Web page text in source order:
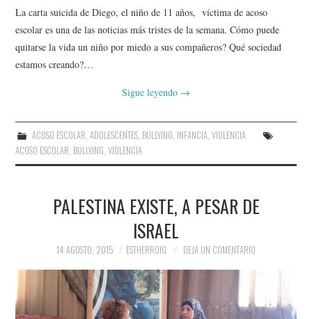
La carta suicida de Diego, el niño de 11 años, víctima de acoso
escolar es una de las noticias más tristes de la semana. Cómo puede
quitarse la vida un niño por miedo a sus compañeros? Qué sociedad
estamos creando?…
Sigue leyendo →
ACOSO ESCOLAR, ADOLESCENTES, BULLYING, INFANCIA, VIOLENCIA
ACOSO ESCOLAR, BULLYING,VIOLENCIA
PALESTINA EXISTE, A PESAR DE
ISRAEL
14 AGOSTO, 2015 ESTHERROIG DEJA UN COMENTARIO